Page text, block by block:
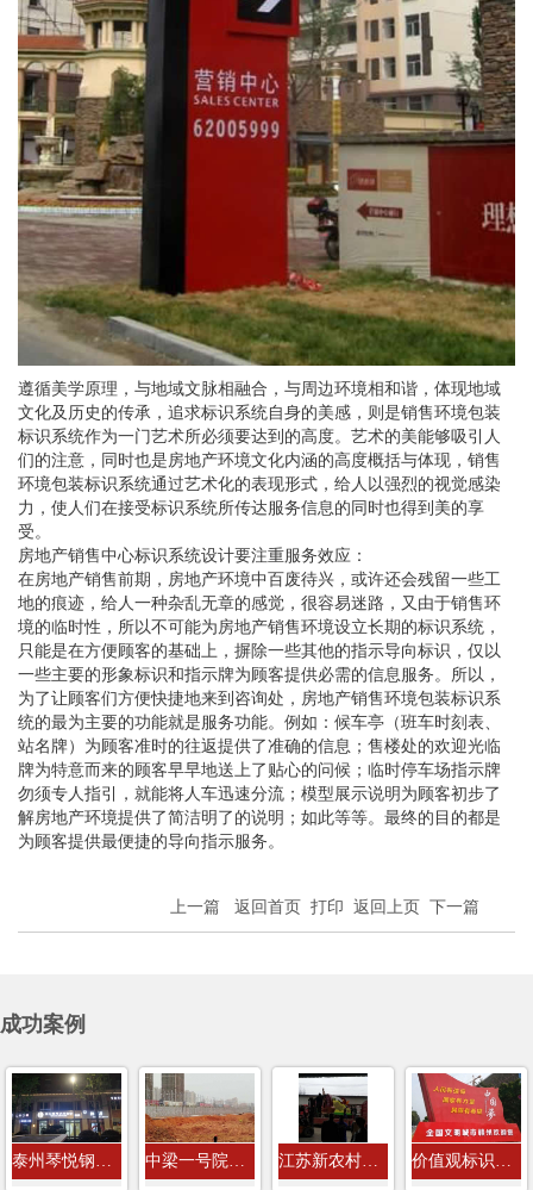
遵循美学原理，与地域文脉相融合，与周边环境相和谐，体现地域
文化及历史的传承，追求标识系统自身的美感，则是销售环境包装
标识系统作为一门艺术所必须要达到的高度。艺术的美能够吸引人
们的注意，同时也是房地产环境文化内涵的高度概括与体现，销售
环境包装标识系统通过艺术化的表现形式，给人以强烈的视觉感染
力，使人们在接受标识系统所传达服务信息的同时也得到美的享
受。
房地产销售中心标识系统设计要注重服务效应：
在房地产销售前期，房地产环境中百废待兴，或许还会残留一些工
地的痕迹，给人一种杂乱无章的感觉，很容易迷路，又由于销售环
境的临时性，所以不可能为房地产销售环境设立长期的标识系统，
只能是在方便顾客的基础上，摒除一些其他的指示导向标识，仅以
一些主要的形象标识和指示牌为顾客提供必需的信息服务。所以，
为了让顾客们方便快捷地来到咨询处，房地产销售环境包装标识系
统的最为主要的功能就是服务功能。例如：候车亭（班车时刻表、
站名牌）为顾客准时的往返提供了准确的信息；售楼处的欢迎光临
牌为特意而来的顾客早早地送上了贴心的问候；临时停车场指示牌
勿须专人指引，就能将人车迅速分流；模型展示说明为顾客初步了
解房地产环境提供了简洁明了的说明；如此等等。最终的目的都是
为顾客提供最便捷的导向指示服务。
上一篇 返回首页 打印 返回上页 下一篇
成功案例